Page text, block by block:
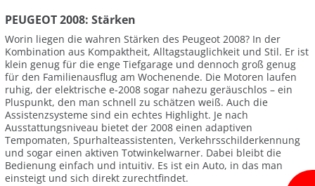
PEUGEOT 2008: Stärken
Worin liegen die wahren Stärken des Peugeot 2008? In der
Kombination aus Kompaktheit, Alltagstauglichkeit und Stil. Er ist
klein genug für die enge Tiefgarage und dennoch groß genug
für den Familienausflug am Wochenende. Die Motoren laufen
ruhig, der elektrische e-2008 sogar nahezu geräuschlos – ein
Pluspunkt, den man schnell zu schätzen weiß. Auch die
Assistenzsysteme sind ein echtes Highlight. Je nach
Ausstattungsniveau bietet der 2008 einen adaptiven
Tempomaten, Spurhalteassistenten, Verkehrsschilderkennung
und sogar einen aktiven Totwinkelwarner. Dabei bleibt die
Bedienung einfach und intuitiv. Es ist ein Auto, in das man
einsteigt und sich direkt zurechtfindet.